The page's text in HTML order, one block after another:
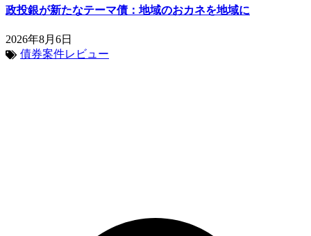
政投銀が新たなテーマ債：地域のおカネを地域に
2026年8月6日
債券案件レビュー